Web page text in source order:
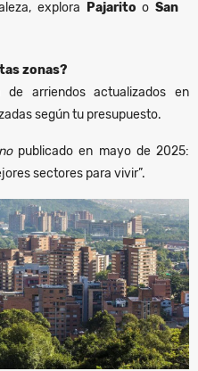
explora Pajarito o San
zonas?
de arriendos actualizados en
según tu presupuesto.
publicado en mayo de 2025:
sectores para vivir”.